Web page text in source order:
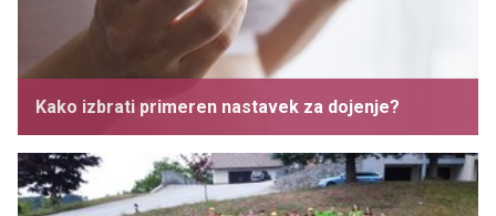
Kako izbrati primeren nastavek za dojenje?